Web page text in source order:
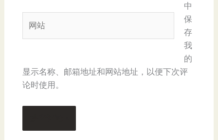
箱
站
中
保
存
我
的
显示名称、邮箱地址和网站地址，以便下次评
论时使用。